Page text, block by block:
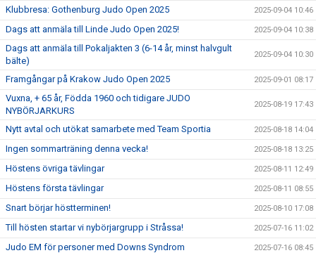
Klubbresa: Gothenburg Judo Open 2025 2025-09-04 10:46
Dags att anmäla till Linde Judo Open 2025! 2025-09-04 10:38
Dags att anmäla till Pokaljakten 3 (6-14 år, minst halvgult
bälte)
2025-09-04 10:30
Framgångar på Krakow Judo Open 2025 2025-09-01 08:17
Vuxna, + 65 år, Födda 1960 och tidigare JUDO
NYBÖRJARKURS
2025-08-19 17:43
Nytt avtal och utökat samarbete med Team Sportia 2025-08-18 14:04
Ingen sommarträning denna vecka! 2025-08-18 13:25
Höstens övriga tävlingar 2025-08-11 12:49
Höstens första tävlingar 2025-08-11 08:55
Snart börjar höstterminen! 2025-08-10 17:08
Till hösten startar vi nybörjargrupp i Stråssa! 2025-07-16 11:02
Judo EM för personer med Downs Syndrom 2025-07-16 08:45